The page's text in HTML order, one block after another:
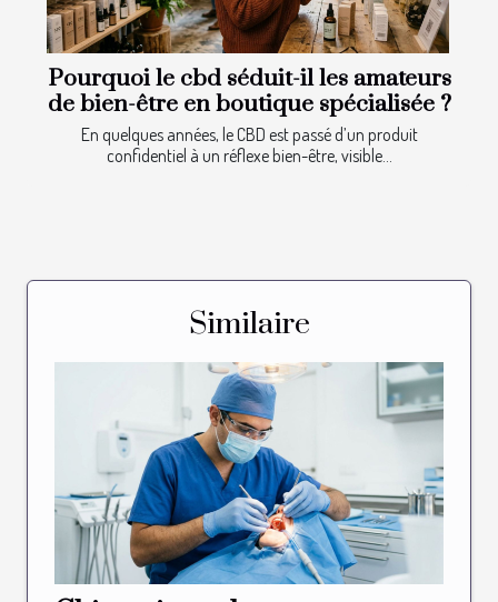
Pourquoi le cbd séduit-il les amateurs
de bien-être en boutique spécialisée ?
En quelques années, le CBD est passé d’un produit
confidentiel à un réflexe bien-être, visible...
Similaire